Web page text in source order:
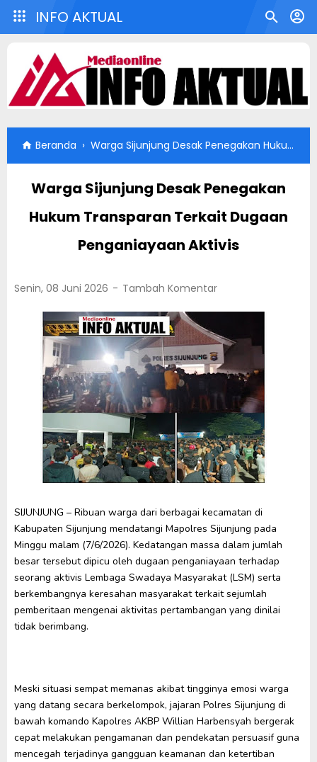
INFO AKTUAL
Beranda › Warga Sijunjung Desak Penegakan Hukum Transparan Terkait Dugaan Penganiayaan Aktivis
Warga Sijunjung Desak Penegakan
Hukum Transparan Terkait Dugaan
Penganiayaan Aktivis
Senin, 08 Juni 2026 Tambah Komentar
SIJUNJUNG – Ribuan warga dari berbagai kecamatan di
Kabupaten Sijunjung mendatangi Mapolres Sijunjung pada
Minggu malam (7/6/2026). Kedatangan massa dalam jumlah
besar tersebut dipicu oleh dugaan penganiayaan terhadap
seorang aktivis Lembaga Swadaya Masyarakat (LSM) serta
berkembangnya keresahan masyarakat terkait sejumlah
pemberitaan mengenai aktivitas pertambangan yang dinilai
tidak berimbang.
Meski situasi sempat memanas akibat tingginya emosi warga
yang datang secara berkelompok, jajaran Polres Sijunjung di
bawah komando Kapolres AKBP Willian Harbensyah bergerak
cepat melakukan pengamanan dan pendekatan persuasif guna
mencegah terjadinya gangguan keamanan dan ketertiban